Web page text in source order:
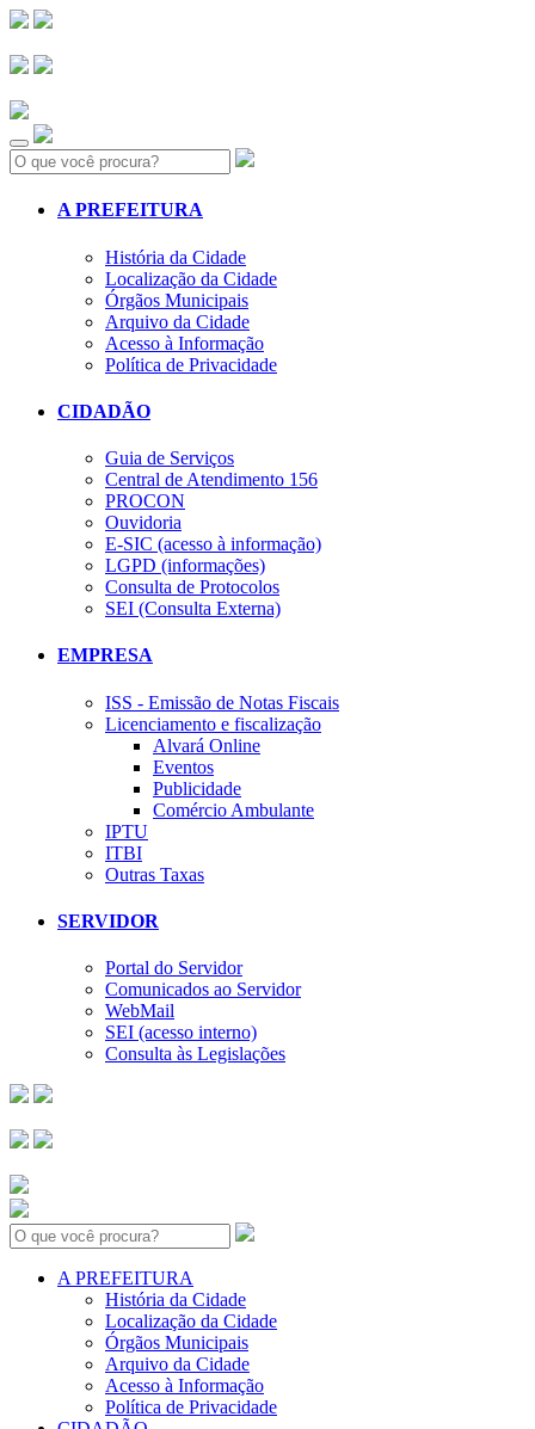
Search:
A PREFEITURA
História da Cidade
Localização da Cidade
Órgãos Municipais
Arquivo da Cidade
Acesso à Informação
Política de Privacidade
CIDADÃO
Guia de Serviços
Central de Atendimento 156
PROCON
Ouvidoria
E-SIC (acesso à informação)
LGPD (informações)
Consulta de Protocolos
SEI (Consulta Externa)
EMPRESA
ISS - Emissão de Notas Fiscais
Licenciamento e fiscalização
Alvará Online
Eventos
Publicidade
Comércio Ambulante
IPTU
ITBI
Outras Taxas
SERVIDOR
Portal do Servidor
Comunicados ao Servidor
WebMail
SEI (acesso interno)
Consulta às Legislações
Search:
A PREFEITURA
História da Cidade
Localização da Cidade
Órgãos Municipais
Arquivo da Cidade
Acesso à Informação
Política de Privacidade